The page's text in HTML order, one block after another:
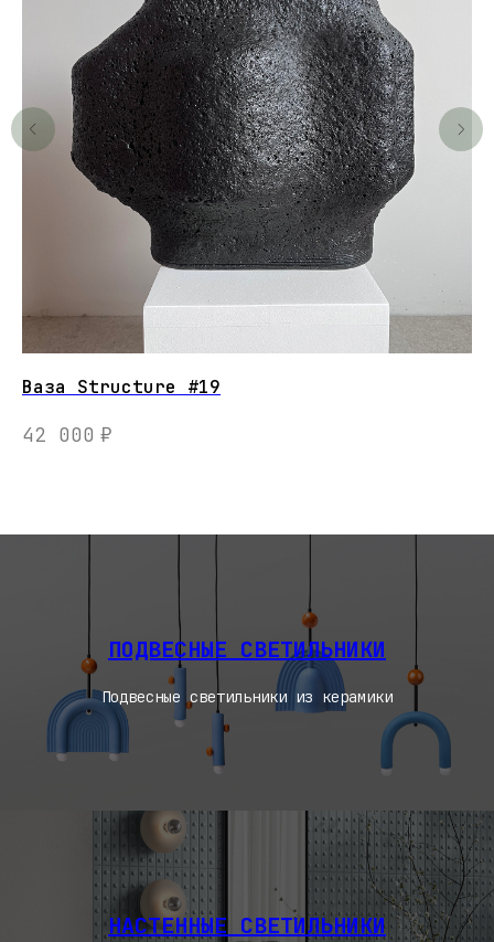
Ваза Structure #19
42 000 ₽
ПОДВЕСНЫЕ СВЕТИЛЬНИКИ
Подвесные светильники из керамики
НАСТЕННЫЕ СВЕТИЛЬНИКИ